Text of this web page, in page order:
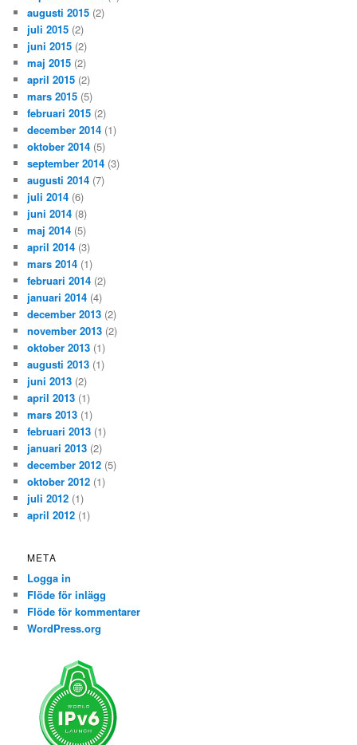
augusti 2015 (2)
juli 2015 (2)
juni 2015 (2)
maj 2015 (2)
april 2015 (2)
mars 2015 (5)
februari 2015 (2)
december 2014 (1)
oktober 2014 (5)
september 2014 (3)
augusti 2014 (7)
juli 2014 (6)
juni 2014 (8)
maj 2014 (5)
april 2014 (3)
mars 2014 (1)
februari 2014 (2)
januari 2014 (4)
december 2013 (2)
november 2013 (2)
oktober 2013 (1)
augusti 2013 (1)
juni 2013 (2)
april 2013 (1)
mars 2013 (1)
februari 2013 (1)
januari 2013 (2)
december 2012 (5)
oktober 2012 (1)
juli 2012 (1)
april 2012 (1)
META
Logga in
Flöde för inlägg
Flöde för kommentarer
WordPress.org